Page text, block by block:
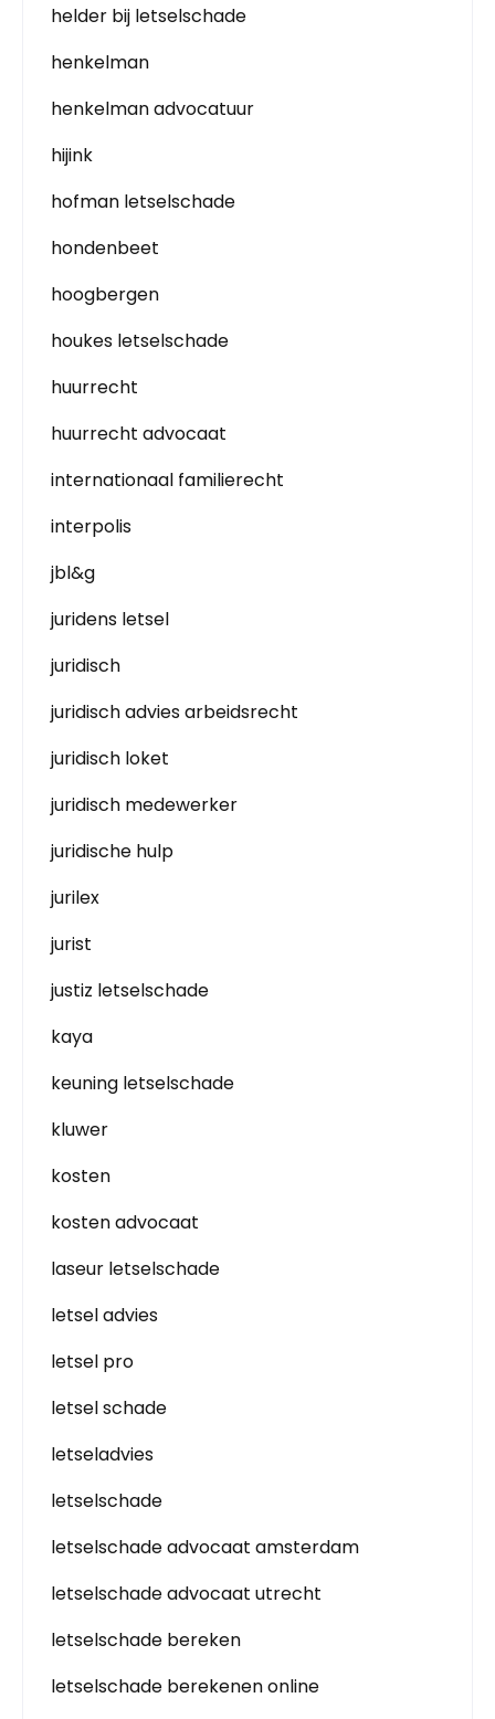
helder bij letselschade
henkelman
henkelman advocatuur
hijink
hofman letselschade
hondenbeet
hoogbergen
houkes letselschade
huurrecht
huurrecht advocaat
internationaal familierecht
interpolis
jbl&g
juridens letsel
juridisch
juridisch advies arbeidsrecht
juridisch loket
juridisch medewerker
juridische hulp
jurilex
jurist
justiz letselschade
kaya
keuning letselschade
kluwer
kosten
kosten advocaat
laseur letselschade
letsel advies
letsel pro
letsel schade
letseladvies
letselschade
letselschade advocaat amsterdam
letselschade advocaat utrecht
letselschade bereken
letselschade berekenen online